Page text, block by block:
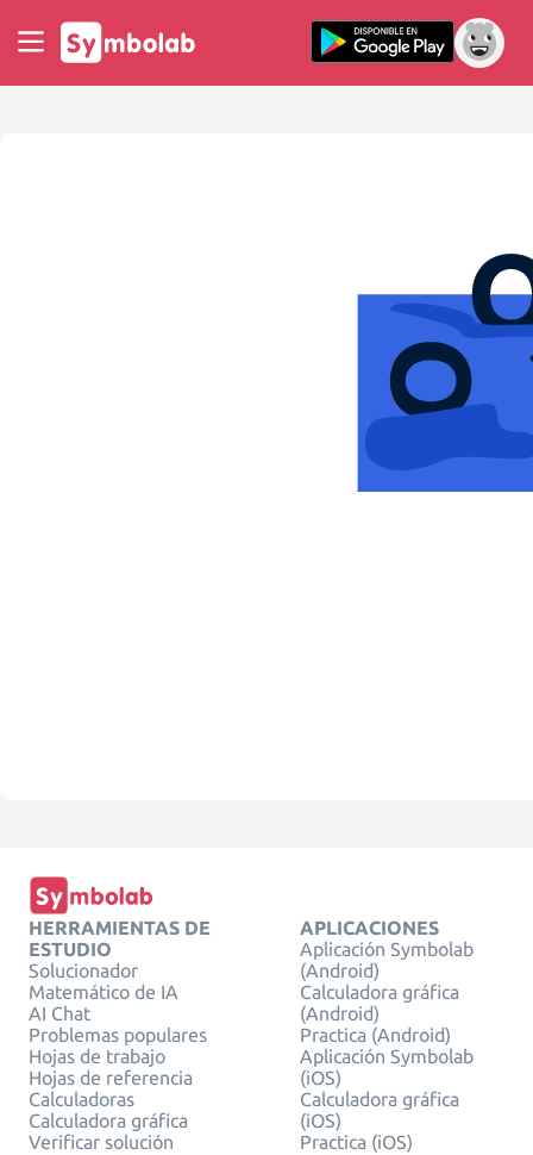
HERRAMIENTAS DE
ESTUDIO
Solucionador
Matemático de IA
AI Chat
Problemas populares
Hojas de trabajo
Hojas de referencia
Calculadoras
Calculadora gráfica
Verificar solución
APLICACIONES
Aplicación Symbolab
(Android)
Calculadora gráfica
(Android)
Practica (Android)
Aplicación Symbolab
(iOS)
Calculadora gráfica
(iOS)
Practica (iOS)